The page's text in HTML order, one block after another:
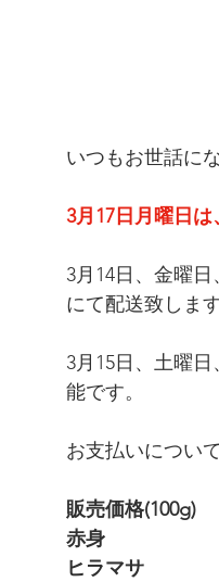
いつもお世話に
3月17日月曜日
3月14日、金曜
にて配送致します
3月15日、土曜
能です。
お支払いについ
販売価格(100g)
赤身　
ヒラマサ　　　